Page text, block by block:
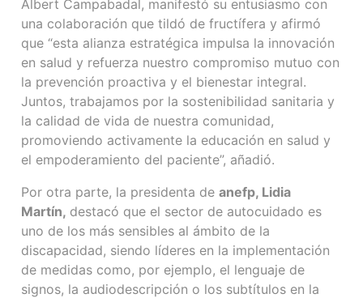
Albert Campabadal, manifestó su entusiasmo con
una colaboración que tildó de fructífera y afirmó
que “esta alianza estratégica impulsa la innovación
en salud y refuerza nuestro compromiso mutuo con
la prevención proactiva y el bienestar integral.
Juntos, trabajamos por la sostenibilidad sanitaria y
la calidad de vida de nuestra comunidad,
promoviendo activamente la educación en salud y
el empoderamiento del paciente”, añadió.
Por otra parte, la presidenta deanefp, Lidia
Martín, destacó que el sector de autocuidado es
uno de los más sensibles al ámbito de la
discapacidad, siendo líderes en la implementación
de medidas como, por ejemplo, el lenguaje de
signos, la audiodescripción o los subtítulos en la